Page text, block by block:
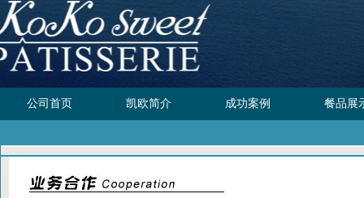
公司首页 凯欧简介 成功案例 餐品展